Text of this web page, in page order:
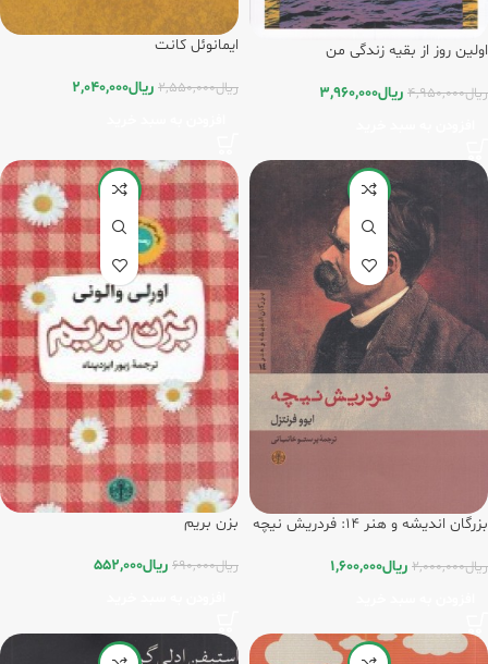
اولین روز از بقیه زندگی من
ریال4,950,000 ریال3,960,000
ایمانوئل کانت
ریال2,550,000 ریال2,040,000
-20%
بزرگان اندیشه و هنر 14: فردریش نیچه
ریال2,000,000 ریال1,600,000
-20%
بزن بریم
ریال690,000 ریال552,000